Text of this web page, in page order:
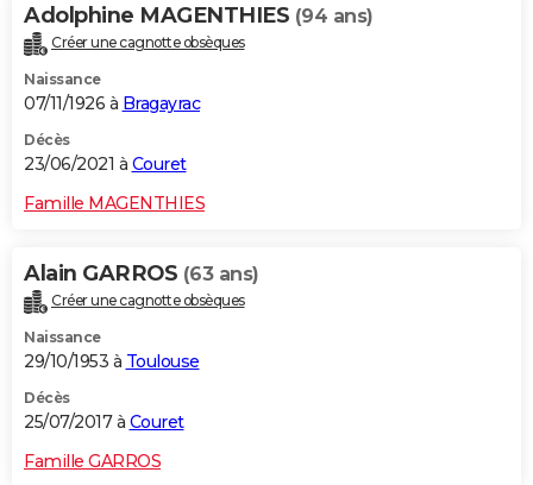
Carte de Noël
Carte Bonne année
Carte Saint-Valentin
Carte Pâques
Carte d'anniversaire
DICTIONNAIRE
Dictionnaire
Biographies
Citations
Expressions
Proverbes
PROGRAMME TV
S'inscrire
Se connecter
Lycées
Collèges
Primaires
Universités
Entreprises
Service militaire
Avis de recherche
AVIS DE DÉCÈS
FORUM
Bricolage
Lifestyle
Culture
Sport
Auto
Television
Voyage
Cinema
Adolphine MAGENTHIES (94 ans)
Créer une cagnotte obsèques
Naissance
07/11/1926 à Bragayrac
Décès
23/06/2021 à Couret
Famille MAGENTHIES
Alain GARROS (63 ans)
Créer une cagnotte obsèques
Naissance
29/10/1953 à Toulouse
Décès
25/07/2017 à Couret
Famille GARROS